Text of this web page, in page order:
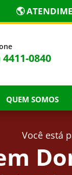
🌎
4411-0840
QUEM SOMOS
Você está